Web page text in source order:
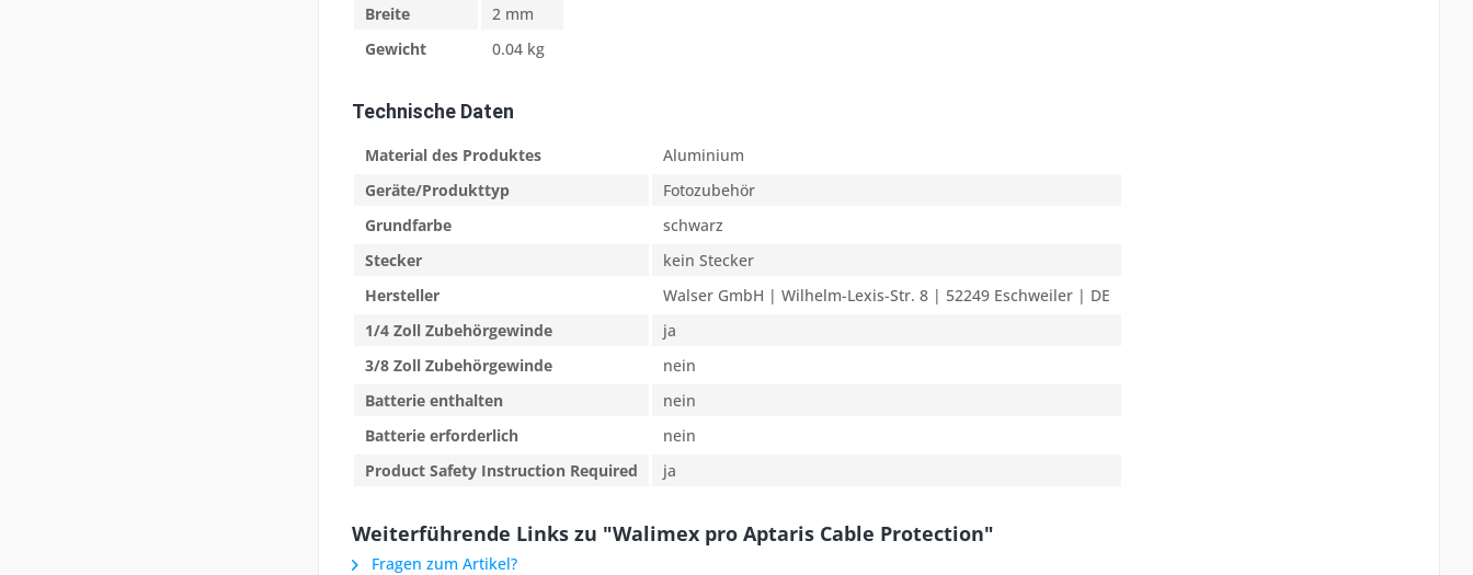
Breite
2 mm
Gewicht
0.04 kg
Technische Daten
Material des Produktes
Aluminium
Geräte/Produkttyp
Fotozubehör
Grundfarbe
schwarz
Stecker
kein Stecker
Hersteller
Walser GmbH | Wilhelm-Lexis-Str. 8 | 52249 Eschweiler | DE
1/4 Zoll Zubehörgewinde
ja
3/8 Zoll Zubehörgewinde
nein
Batterie enthalten
nein
Batterie erforderlich
nein
Product Safety Instruction Required
ja
Weiterführende Links zu "Walimex pro Aptaris Cable Protection"
Fragen zum Artikel?